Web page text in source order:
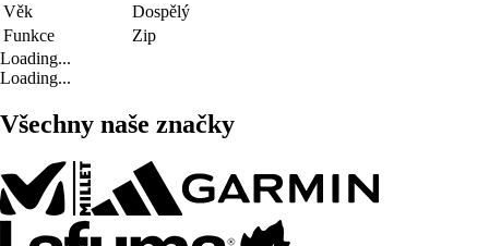
Věk
Dospělý
Funkce
Zip
Loading...
Loading...
Všechny naše značky